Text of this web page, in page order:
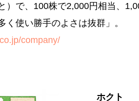
）で、100株で2,000円相当、
く使い勝手のよさは抜群」。
company/
ホクト